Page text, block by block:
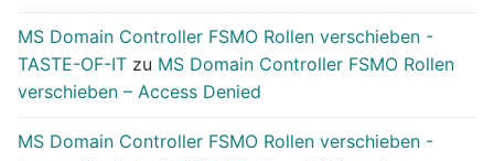
MS Domain Controller FSMO Rollen verschieben -
TASTE-OF-IT zu MS Domain Controller FSMO Rollen
verschieben – Access Denied
MS Domain Controller FSMO Rollen verschieben -